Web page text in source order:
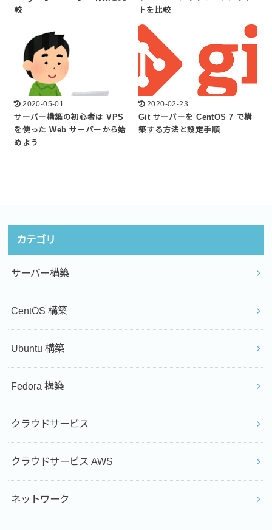
較
トを比較
2020-05-01
サーバー構築の初心者は VPS
を使った Web サーバーから始
めよう
2020-02-23
Git サーバーを CentOS 7 で構
築する方法と設定手順
カテゴリ
サーバー構築
CentOS 構築
Ubuntu 構築
Fedora 構築
クラウドサービス
クラウドサービス AWS
ネットワーク